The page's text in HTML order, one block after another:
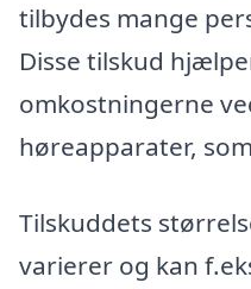
tilbydes mange
Disse tilskud
omkostningerne
høreapparater,
Tilskuddets
varierer og kan